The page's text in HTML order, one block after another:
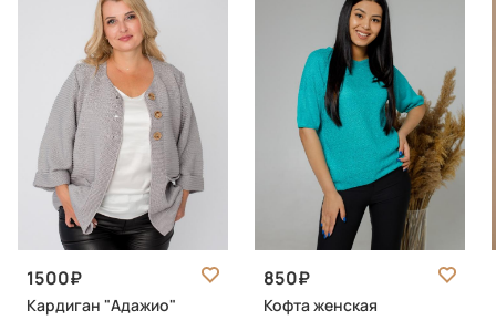
1500
Кардиган "Адажио"
850
Кофта женская